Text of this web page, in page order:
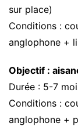
sur place)
Conditions :
anglophone +
Objectif :
Durée : 5-7
Conditions :
anglophone +